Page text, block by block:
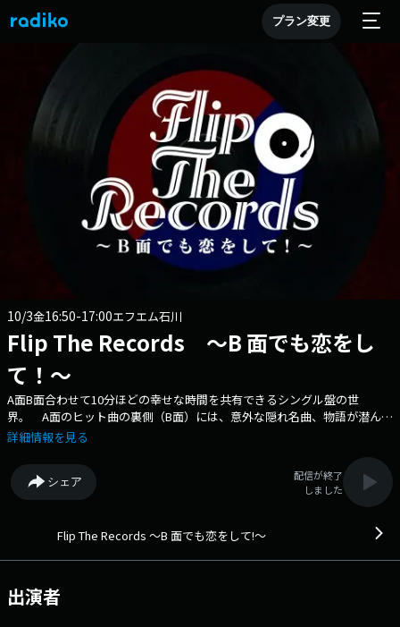
プラン変更
10/3金16:50-17:00エフエム石川
Flip The Records ～B 面でも恋をし
て！～
A面B面合わせて10分ほどの幸せな時間を共有できるシングル盤の世
界。 A面のヒット曲の裏側（B面）には、意外な隠れ名曲、物語が潜んで
います。 その曲が生まれたエピソードや、その時代の背景を紐解きな
す。 番組Webサイト：https://audee.jp/program/show/300003460
メッセージフォーム：https://form.audee.jp/flip/message
詳細情報を見る
シェア
配信が終了
しました
Flip The Records ～B 面でも恋をして!～
出演者